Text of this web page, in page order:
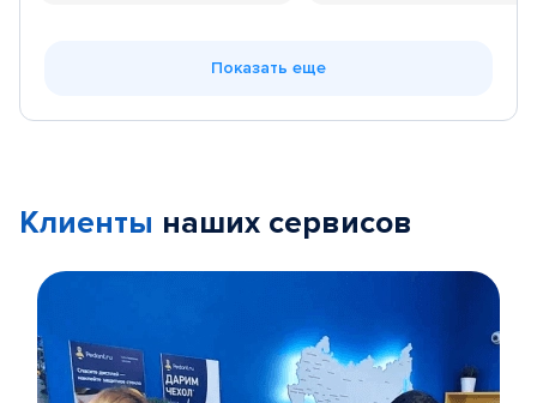
Показать еще
Клиенты наших сервисов